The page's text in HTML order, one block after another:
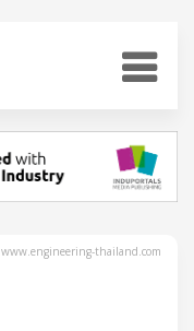
www.engineering-thailand.com